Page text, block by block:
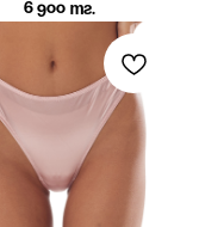
6 900 тг.